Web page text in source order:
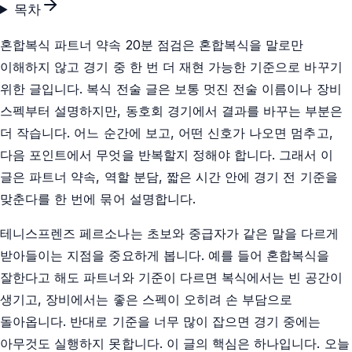
목차
혼합복식 파트너 약속 20분 점검은 혼합복식을 말로만
이해하지 않고 경기 중 한 번 더 재현 가능한 기준으로 바꾸기
위한 글입니다. 복식 전술 글은 보통 멋진 전술 이름이나 장비
스펙부터 설명하지만, 동호회 경기에서 결과를 바꾸는 부분은
더 작습니다. 어느 순간에 보고, 어떤 신호가 나오면 멈추고,
다음 포인트에서 무엇을 반복할지 정해야 합니다. 그래서 이
글은 파트너 약속, 역할 분담, 짧은 시간 안에 경기 전 기준을
맞춘다를 한 번에 묶어 설명합니다.
테니스프렌즈 페르소나는 초보와 중급자가 같은 말을 다르게
받아들이는 지점을 중요하게 봅니다. 예를 들어 혼합복식을
잘한다고 해도 파트너와 기준이 다르면 복식에서는 빈 공간이
생기고, 장비에서는 좋은 스펙이 오히려 손 부담으로
돌아옵니다. 반대로 기준을 너무 많이 잡으면 경기 중에는
아무것도 실행하지 못합니다. 이 글의 핵심은 하나입니다. 오늘